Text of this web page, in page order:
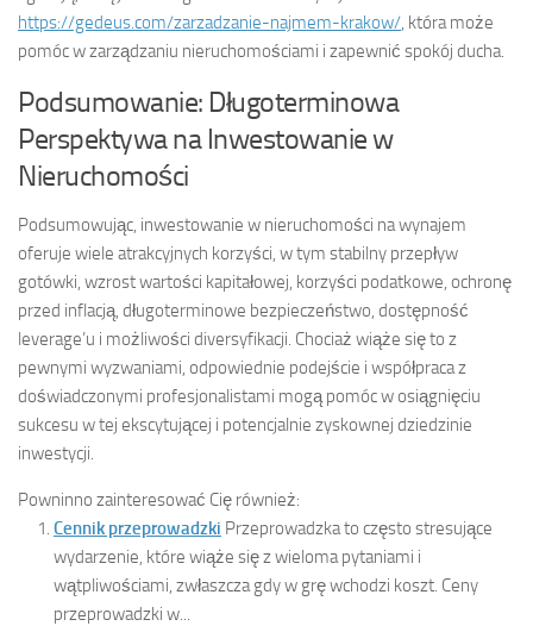
https://gedeus.com/zarzadzanie-najmem-krakow/, która może
pomóc w zarządzaniu nieruchomościami i zapewnić spokój ducha.
Podsumowanie: Długoterminowa
Perspektywa na Inwestowanie w
Nieruchomości
Podsumowując, inwestowanie w nieruchomości na wynajem
oferuje wiele atrakcyjnych korzyści, w tym stabilny przepływ
gotówki, wzrost wartości kapitałowej, korzyści podatkowe, ochronę
przed inflacją, długoterminowe bezpieczeństwo, dostępność
leverage’u i możliwości diversyfikacji. Chociaż wiąże się to z
pewnymi wyzwaniami, odpowiednie podejście i współpraca z
doświadczonymi profesjonalistami mogą pomóc w osiągnięciu
sukcesu w tej ekscytującej i potencjalnie zyskownej dziedzinie
inwestycji.
Powninno zainteresować Cię również:
Cennik przeprowadzki Przeprowadzka to często stresujące
wydarzenie, które wiąże się z wieloma pytaniami i
wątpliwościami, zwłaszcza gdy w grę wchodzi koszt. Ceny
przeprowadzki w...